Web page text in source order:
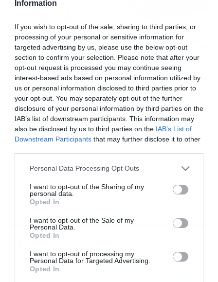
Information
If you wish to opt-out of the sale, sharing to third parties, or
processing of your personal or sensitive information for
targeted advertising by us, please use the below opt-out
section to confirm your selection. Please note that after your
opt-out request is processed you may continue seeing
interest-based ads based on personal information utilized by
us or personal information disclosed to third parties prior to
your opt-out. You may separately opt-out of the further
disclosure of your personal information by third parties on the
IAB’s list of downstream participants. This information may
also be disclosed by us to third parties on the IAB’s List of
Downstream Participants that may further disclose it to other
Please note that this website/app uses one or more Google
not limited to your visit or usage behaviour. You may click to
grant or deny consent to Google and its third-party tags to
use your data for below specified purposes in below Google
consent section.
Personal Data Processing Opt Outs
I want to opt-out of the Sharing of my
personal data.
Opted In
I want to opt-out of the Sale of my
Personal Data.
Opted In
I want to opt-out of processing my
Personal Data for Targeted Advertising.
Opted In
02/09/2018 08:03
Όταν δείτε τι κάνει αυτή η διμοιρία
ναυτικών, θα μείνετε με το στόμα ανοιχτό
(video)
Συνήθως έχουμε δει στρατιώτες της Νότιας Κορέας και
παρελάσεις, κάνοντας διάφορα “κόλπα” κατά τη
διάρκεια αυτής. Οι στρατιώτες χωρίζονται, περνούν ο
ένας μέσα από τον άλλον, κάνουν κόλπα με τα όπλα και
άλλα δύσκολα πράγματα για να τιμήσουν την πατρίδα
τους. […]
Ροή Ειδήσεων
Καιρός: Νέα ενημέρωση Σάκη